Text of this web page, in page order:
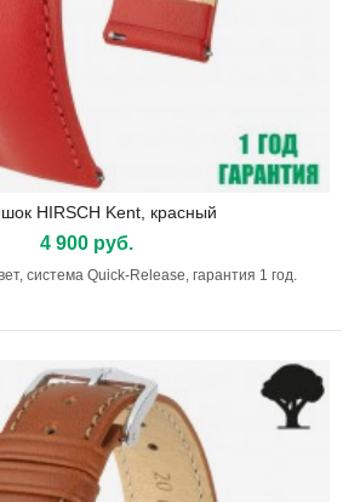
HIRSCH Kent, красный
4 900 руб.
система Quick-Release, гарантия 1 год.